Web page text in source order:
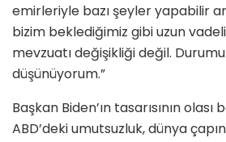
emirleriyle bazı şeyler yapabilir
bizim beklediğimiz gibi uzun
mevzuatı değişikliği değil.
düşünüyorum.”
Başkan Biden’ın tasarısının olası
ABD’deki umutsuzluk, dünya